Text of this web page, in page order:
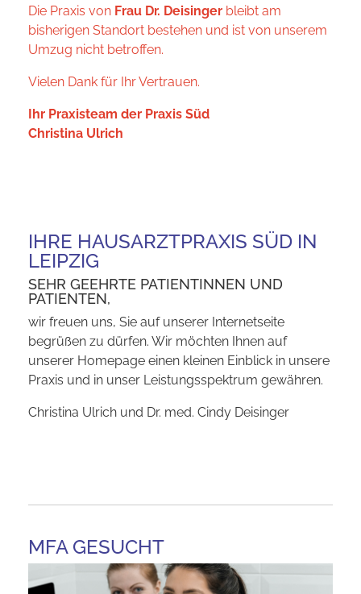
Die Praxis von Frau Dr. Deisinger bleibt am
bisherigen Standort bestehen und ist von unserem
Umzug nicht betroffen.
Vielen Dank für Ihr Vertrauen.
Ihr Praxisteam der Praxis Süd
Christina Ulrich
IHRE HAUSARZTPRAXIS SÜD IN
LEIPZIG
SEHR GEEHRTE PATIENTINNEN UND
PATIENTEN,
wir freuen uns, Sie auf unserer Internetseite
begrüßen zu dürfen. Wir möchten Ihnen auf
unserer Homepage einen kleinen Einblick in unsere
Praxis und in unser Leistungsspektrum gewähren.
Christina Ulrich und Dr. med. Cindy Deisinger
MFA GESUCHT